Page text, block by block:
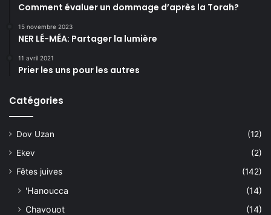
Comment évaluer un dommage d’après la Torah?
15 novembre 2023
NER LÉ-MÉA: Partager la lumière
11 avril 2021
Prier les uns pour les autres
Catégories
Dov Uzan
(12)
Ekev
(2)
Fêtes juives
(142)
'Hanoucca
(14)
Chavouot
(14)